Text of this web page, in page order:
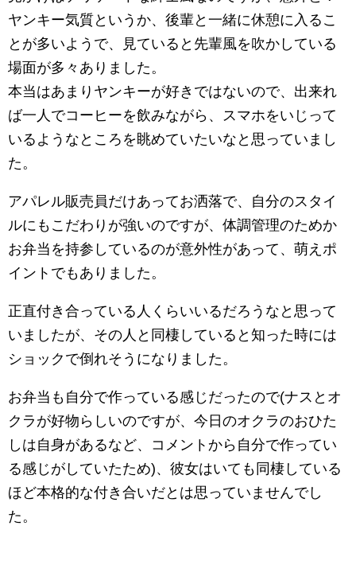
ヤンキー気質というか、後輩と一緒に休憩に入るこ
とが多いようで、見ていると先輩風を吹かしている
場面が多々ありました。
本当はあまりヤンキーが好きではないので、出来れ
ば一人でコーヒーを飲みながら、スマホをいじって
いるようなところを眺めていたいなと思っていまし
た。
アパレル販売員だけあってお洒落で、自分のスタイ
ルにもこだわりが強いのですが、体調管理のためか
お弁当を持参しているのが意外性があって、萌えポ
イントでもありました。
正直付き合っている人くらいいるだろうなと思って
いましたが、その人と同棲していると知った時には
ショックで倒れそうになりました。
お弁当も自分で作っている感じだったので(ナスとオ
クラが好物らしいのですが、今日のオクラのおひた
しは自身があるなど、コメントから自分で作ってい
る感じがしていたため)、彼女はいても同棲している
ほど本格的な付き合いだとは思っていませんでし
た。